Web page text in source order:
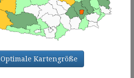
Optimale Kartengröße